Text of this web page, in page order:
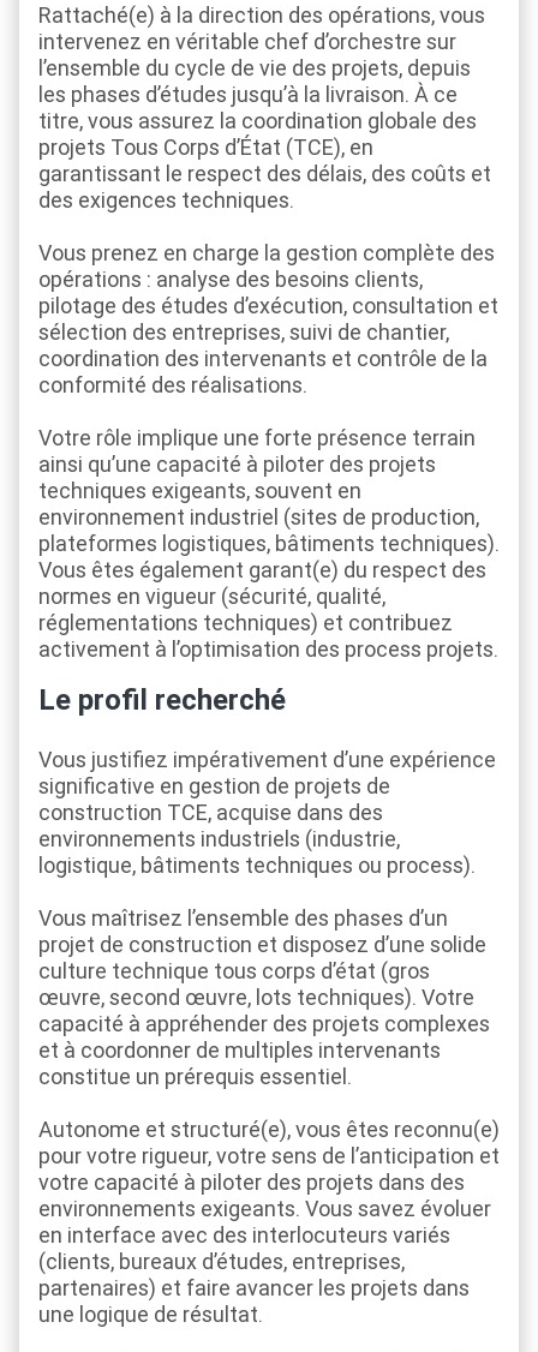
Rattaché(e) à la direction des opérations, vous
intervenez en véritable chef d’orchestre sur
l’ensemble du cycle de vie des projets, depuis
les phases d’études jusqu’à la livraison. À ce
titre, vous assurez la coordination globale des
projets Tous Corps d’État (TCE), en
garantissant le respect des délais, des coûts et
des exigences techniques.
Vous prenez en charge la gestion complète des
opérations : analyse des besoins clients,
pilotage des études d’exécution, consultation et
sélection des entreprises, suivi de chantier,
coordination des intervenants et contrôle de la
conformité des réalisations.
Votre rôle implique une forte présence terrain
ainsi qu’une capacité à piloter des projets
techniques exigeants, souvent en
environnement industriel (sites de production,
plateformes logistiques, bâtiments techniques).
Vous êtes également garant(e) du respect des
normes en vigueur (sécurité, qualité,
réglementations techniques) et contribuez
activement à l’optimisation des process projets.
Le profil recherché
Vous justifiez impérativement d’une expérience
significative en gestion de projets de
construction TCE, acquise dans des
environnements industriels (industrie,
logistique, bâtiments techniques ou process).
Vous maîtrisez l’ensemble des phases d’un
projet de construction et disposez d’une solide
culture technique tous corps d’état (gros
œuvre, second œuvre, lots techniques). Votre
capacité à appréhender des projets complexes
et à coordonner de multiples intervenants
constitue un prérequis essentiel.
Autonome et structuré(e), vous êtes reconnu(e)
pour votre rigueur, votre sens de l’anticipation et
votre capacité à piloter des projets dans des
environnements exigeants. Vous savez évoluer
en interface avec des interlocuteurs variés
(clients, bureaux d’études, entreprises,
partenaires) et faire avancer les projets dans
une logique de résultat.